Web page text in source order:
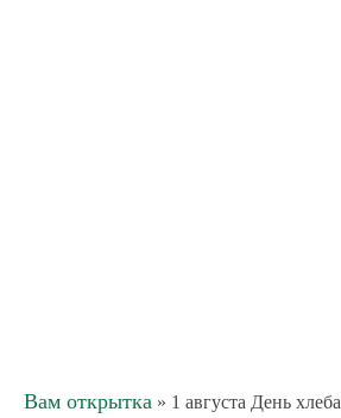
Вам открытка » 1 августа День хлеба